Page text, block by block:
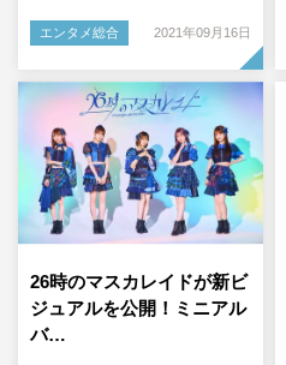
エンタメ総合 2021年09月16日
26時のマスカレイドが新ビ
ジュアルを公開！ミニアル
バ…